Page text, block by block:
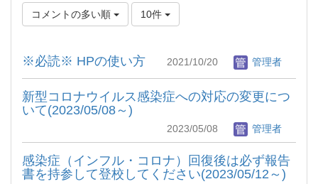
コメントの多い順 10件
※必読※ HPの使い方 2021/10/20 管理者
新型コロナウイルス感染症への対応の変更につ
いて(2023/05/08～)
2023/05/08 管理者
感染症（インフル・コロナ）回復後は必ず報告
書を持参して登校してください(2023/05/12～)